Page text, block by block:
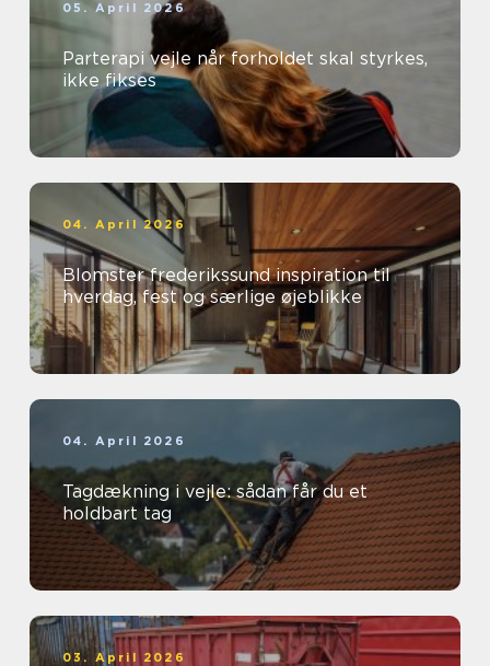
05. April 2026
Parterapi vejle når forholdet skal styrkes,
ikke fikses
04. April 2026
Blomster frederikssund inspiration til
hverdag, fest og særlige øjeblikke
04. April 2026
Tagdækning i vejle: sådan får du et
holdbart tag
03. April 2026